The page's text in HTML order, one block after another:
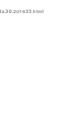
39-201633.html